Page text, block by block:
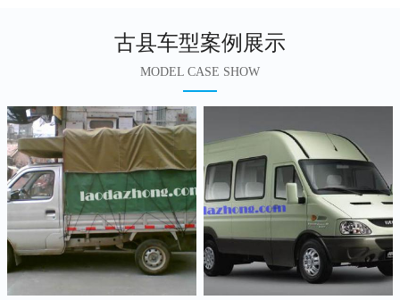
古县车型案例展示
MODEL CASE SHOW